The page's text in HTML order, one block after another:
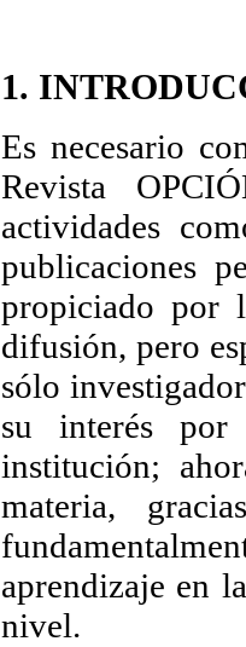
1.
Es necesario
Revista
actividades
publicaciones
propiciado por
difusión, pero
sólo
su interés por
institución;
materia,
aprendizaje en
nivel.